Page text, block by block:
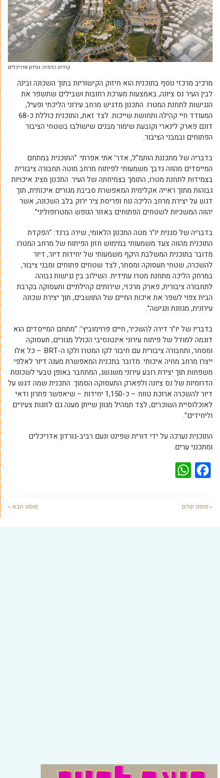
קרדיט הדמיה: גורדון אדריכלים
מרכיב מרכזי נוסף בתוכנית הוא חיזוק הקישוריות בתוך השכונה ובינה
לבין העיר נס ציונה, באמצעות מערכת רחובות ושבילים שתשפר את
הנגישות לתחנת המטרו. התכנון מדגיש מרחב עירוני הליכתי ופעיל,
המעודד חיי קהילה ותחושת שייכות. לצד זאת, התוכנית כוללת כ-68
דונם פארק לינארי וקובעת שימור מבנים שישולבו בשטחי הציבור
הפתוחים ובמבני הציבור.
בדבריה של מתכננת הותמ”ל, אדר’ אתי אפרתי: “התוכנית במתחם
המייסדים מהווה נדבך משמעותי לפיתוח מרחב מוטה תחבורה ציבורית
בצמידות לתחנת מטרו, התומך בצמיחתה של העיר. התכנון מציג איכויות
גבוהות מתוך ראייה אקלימית המאפשרת סביבת מגורים איכותית, תוך
דגש על יצירת מרחב הליכה נוח ופריסת ציר ירוק בלב השכונה, אשר
יהווה המשכיות לשטחים הפתוחים באזור הנופש המטרופוליני”.
בדבריה של סגנית יו”ר מטה התכנון הלאומי, שירה ברנד: “הפקדת
התוכנית מהווה צעד משמעותי במימוש חזון הפיתוח של מרחב המטרו.
מדובר בתוכנית המשלבת היקף משמעותי של יחידות דיור, דיור
להשכרה, שטחי תעסוקה ומסחר, לצד שטחים פתוחים ומבני ציבור,
במרחק הליכה מתחנת מטרו עתידית. השילוב בין נגישות גבוהה
לתחבורה ציבורית, פארק מרכזי, שירותים קהילתיים ותעסוקה בקרבת
הבית צפוי לשפר את איכות החיים של התושבים, תוך יצירת שכונה
עירונית, מגוונת ונגישה”.
בדבריו של יו”ר דירה להשכיר, חיים פרוימוביץ’: “מתחם המייסדים הוא
דוגמה למודל של פיתוח עירוני אינטנסיבי הכולל מגורים, תעסוקה
ומסחר, ותחבורה ציבורית עם חיבור לקו המטרו ולקו ה-BRT – כל אלו
ייצרו מרחב מחיה איכותי. מדובר בתכנית המאפשרת מענה דיור לאלפי
משפחות תוך יצירת רובע עירוני משגשג, המתחבר באופן טבעי לשכונות
הדרומיות של נס ציונה ולפארק התעסוקה הסמוך. התכנית שמה דגש על
דיור להשכרה ארוכת טווח – כ-1,150 יחידות – שיאפשר פתרון ודאי
לאוכלוסיית השוכרים, לצד תמהיל מגוון שייתן מענה גם לזוגות צעירים
וליחידים”.
התוכנית נערכה על ידי דורית שפינט ונעם רביב-גורדון אדריכלים
ומתכנני ערים.
Facebook
« פוסט קודם פוסט הבא »